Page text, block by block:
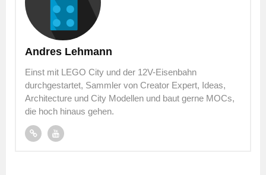
Andres Lehmann
Einst mit LEGO City und der 12V-Eisenbahn
durchgestartet, Sammler von Creator Expert, Ideas,
Architecture und City Modellen und baut gerne MOCs,
die hoch hinaus gehen.